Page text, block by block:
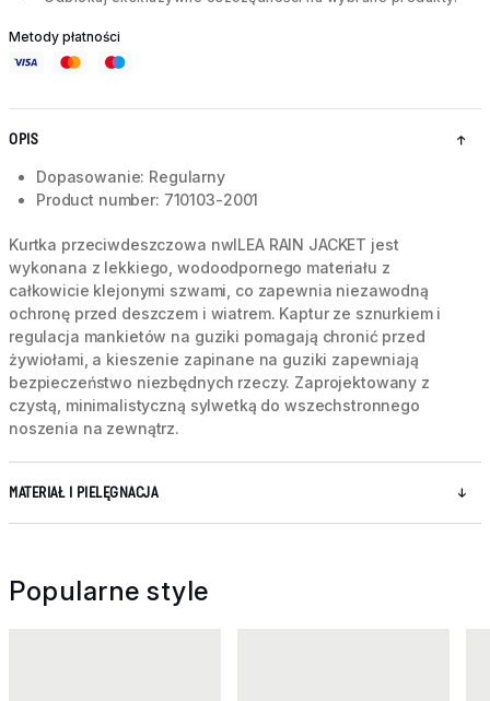
Metody płatności
OPIS
Dopasowanie: Regularny
Product number: 710103-2001
Kurtka przeciwdeszczowa nwlLEA RAIN JACKET jest
wykonana z lekkiego, wodoodpornego materiału z
całkowicie klejonymi szwami, co zapewnia niezawodną
ochronę przed deszczem i wiatrem. Kaptur ze sznurkiem i
regulacja mankietów na guziki pomagają chronić przed
żywiołami, a kieszenie zapinane na guziki zapewniają
bezpieczeństwo niezbędnych rzeczy. Zaprojektowany z
czystą, minimalistyczną sylwetką do wszechstronnego
noszenia na zewnątrz.
MATERIAŁ I PIELĘGNACJA
Popularne style